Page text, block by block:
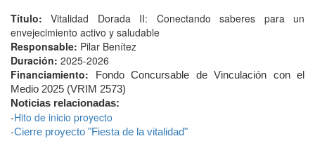
Título:Vitalidad Dorada II: Conectando saberes para un
envejecimiento activo y saludable
Responsable: Pilar Benítez
Duración: 2025-2026
Financiamiento:
Fondo Concursable de Vinculación con el
Medio 2025 (VRIM 2573)
Noticias relacionadas:
-Hito de inicio proyecto
-Cierre proyecto "Fiesta de la vitalidad"